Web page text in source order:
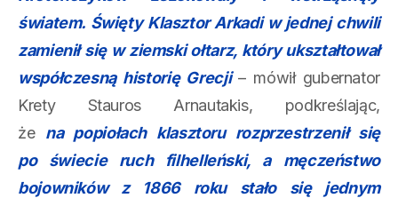
światem. ŚwiętyKlasztor Arkadiw jednej chwili
zamienił się w ziemski ołtarz, który ukształtował
współczesną historię Grecji– mówił gubernator
Krety Stauros Arnautakis, podkreślając,
że na popiołach klasztoru rozprzestrzenił się
po świecie ruch filhelleński, a męczeństwo
bojowników z 1866 roku stało się jednym